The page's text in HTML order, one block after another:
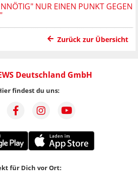
NUR EINEN PUNKT GEGEN
Zurück zur Übersicht
Deutschland GmbH
findest du uns:
für Dich vor Ort: